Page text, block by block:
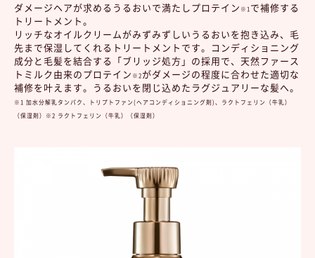
ダメージヘアが求めるうるおいで満たしプロテイン ※1 で補修する
トリートメント。
リッチなオイルクリームがみずみずしいうるおいを抱き込み、毛
先まで保湿してくれるトリートメントです。コンディショニング
成分と毛髪を結合する「ブリッジ処方」の採用で、天然ファース
トミルク由来のプロテイン ※2がダメージの程度に合わせた適切な
補修を叶えます。うるおいを閉じ込めたラグジュアリーな髪へ。
※1 加水分解乳タンパク、トリプトファン(ヘアコンディショニング剤)、ラクトフェリン（牛乳）
（保湿剤）※2 ラクトフェリン（牛乳）（保湿剤）